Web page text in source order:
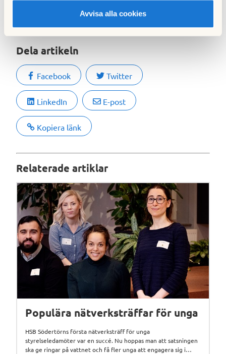
Avvisa alla cookies
Föreningsliv och gemenskap Brf-styrelse
Dela artikeln
Facebook Twitter
LinkedIn E-post
Kopiera länk
Relaterade artiklar
Populära nätverksträffar för unga
HSB Södertörns första nätverksträff för unga
styrelseledamöter var en succé. Nu hoppas man att satsningen
ska ge ringar på vattnet och få fler unga att engagera sig i